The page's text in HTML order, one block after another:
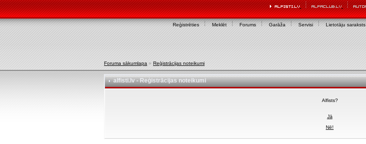
Reģistrēties Meklēt Forums Garāža Servisi Lietotāju saraksts
Foruma sākumlapa » Reģistrācijas noteikumi
alfisti.lv - Reģistrācijas noteikumi
Alfists?
Jā
Nē!